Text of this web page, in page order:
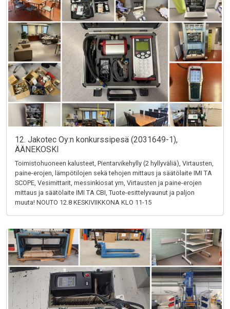
12. Jakotec Oy:n konkurssipesä (2031649-1),
ÄÄNEKOSKI
Toimistohuoneen kalusteet, Pientarvikehylly (2 hyllyväliä), Virtausten,
paine-erojen, lämpötilojen sekä tehojen mittaus ja säätölaite IMI TA
SCOPE, Vesimittarit, messinkiosat ym, Virtausten ja paine-erojen
mittaus ja säätölaite IMI TA CBI, Tuote-esittelyvaunut ja paljon
muuta! NOUTO 12.8 KESKIVIIKKONA KLO 11-15